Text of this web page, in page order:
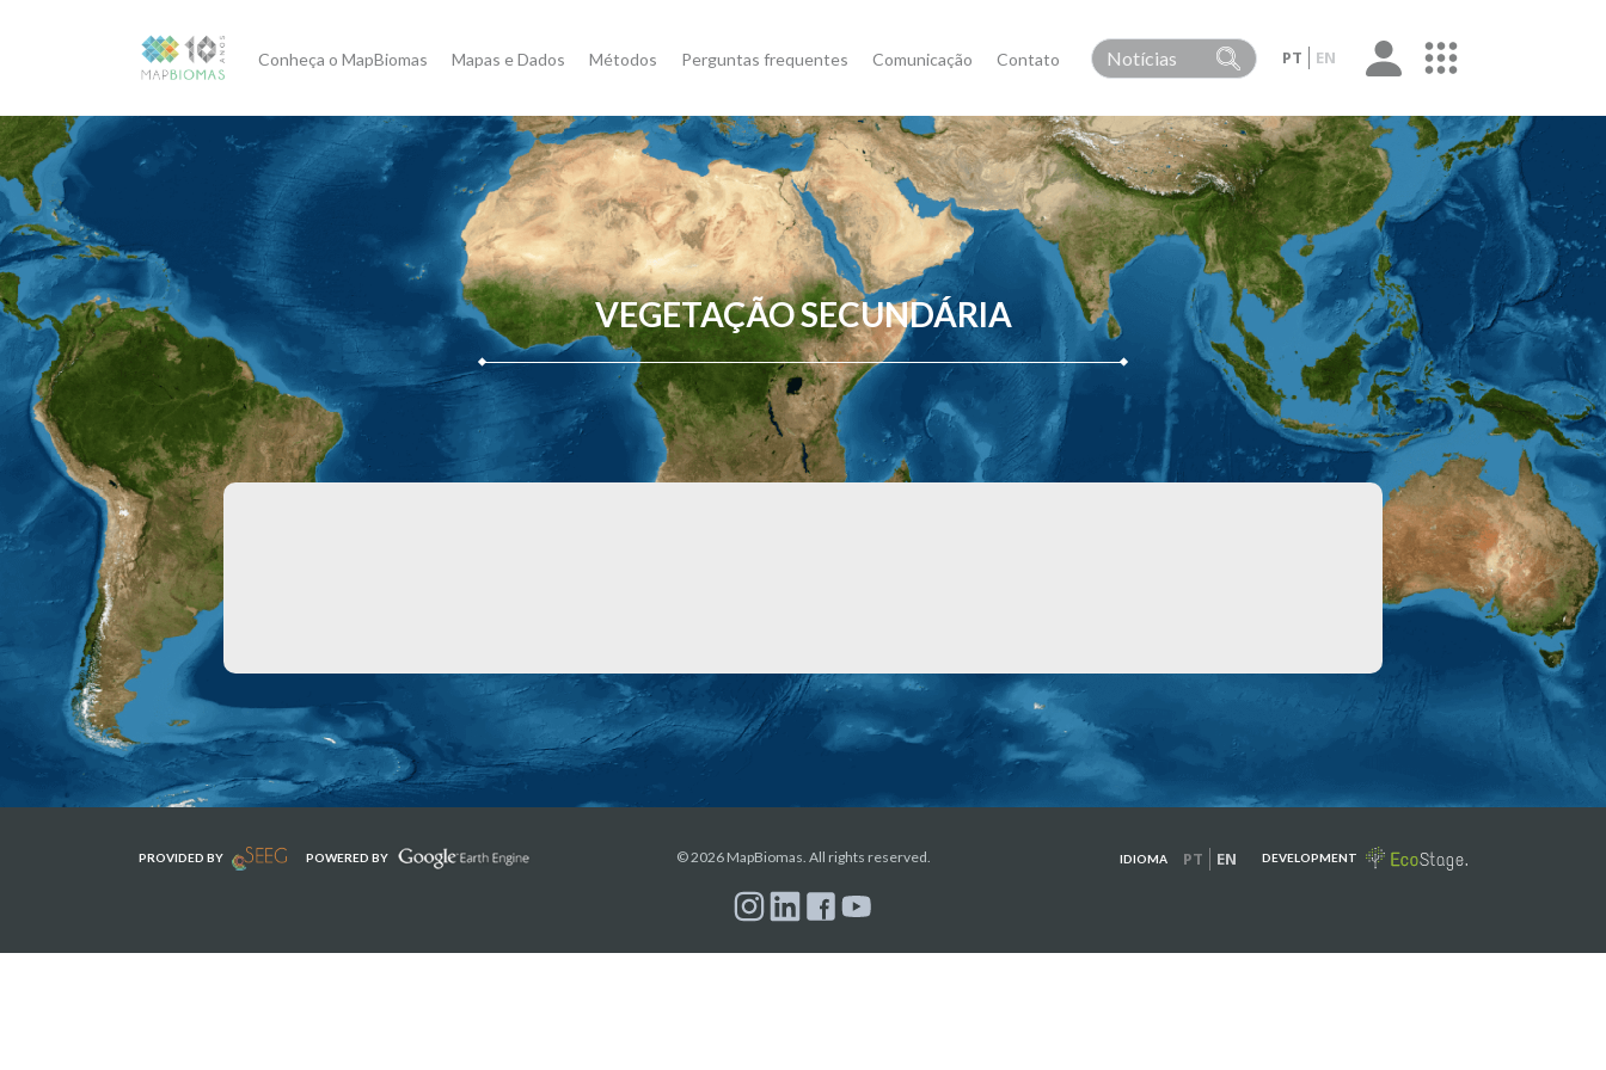
Conheça o MapBiomas Mapas e Dados Métodos Perguntas frequentes Comunicação Contato PT EN
VEGETAÇÃO SECUNDÁRIA
PROVIDED BY POWERED BY © 2026 MapBiomas. All rights reserved. IDIOMA PT EN DEVELOPMENT